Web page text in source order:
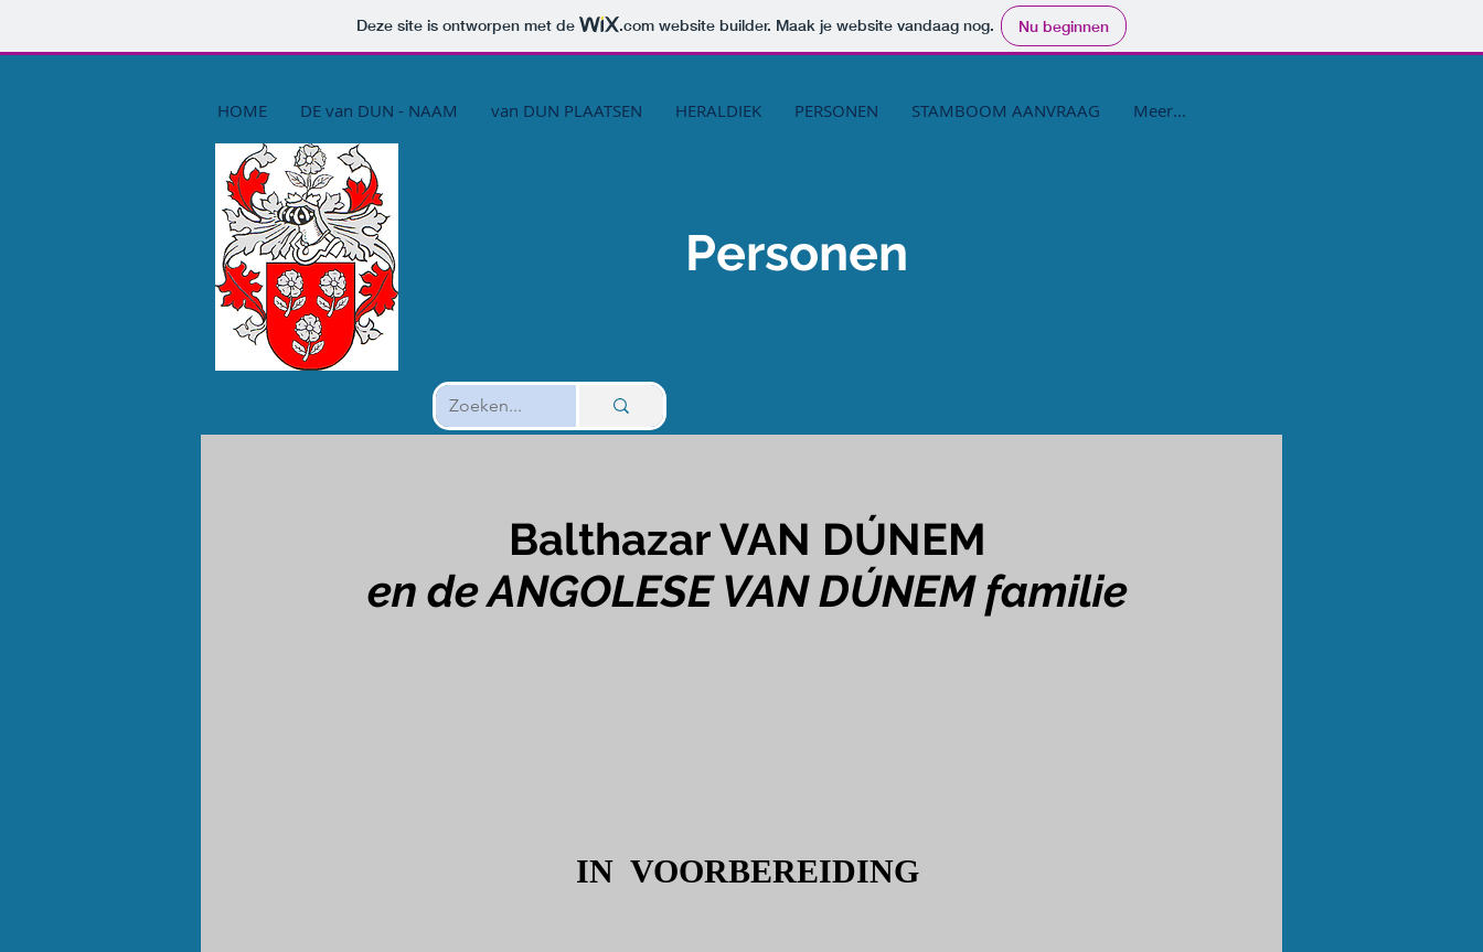
Deze site is ontworpen met de .com website builder. Maak je website vandaag nog. Nu beginnen
HOME DE van DUN - NAAM van DUN PLAATSEN HERALDIEK PERSONEN STAMBOOM AANVRAAG Meer...
Personen
Balthazar VAN DÚNEM
en de ANGOLESE VAN DÚNEM familie
IN VOORBEREIDING